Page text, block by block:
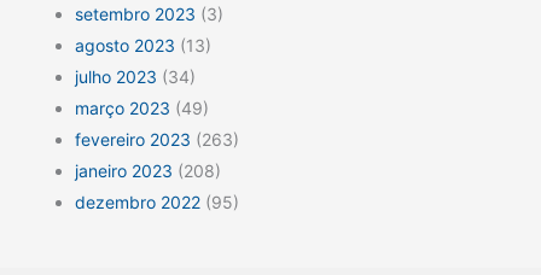
setembro 2023 (3)
agosto 2023 (13)
julho 2023 (34)
março 2023 (49)
fevereiro 2023 (263)
janeiro 2023 (208)
dezembro 2022 (95)